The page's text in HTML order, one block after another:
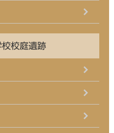
校庭遺跡